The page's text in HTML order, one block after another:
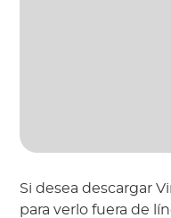
Si desea descargar
para verlo fuera de